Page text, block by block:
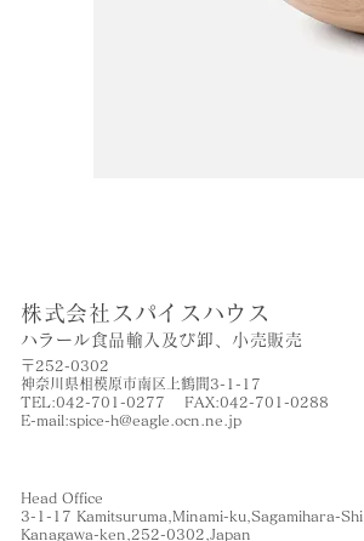
株式会社スパイスハウス
​ハラール食品輸入及び卸、小売販売
〒252-0302
神奈川県相模原市南区上鶴間3-1-17
TEL:042-701-0277 FAX:042-701-0288
​E-mail:spice-h@eagle.ocn.ne.jp
Head Office
3-1-17 Kamitsuruma,Minami-ku,Sagamihara-Shi,
​Kanagawa-ken,252-0302,Japan